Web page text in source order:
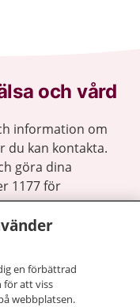
och vård
information om
du kan kontakta.
göra dina
1177 för
en förbättrad
för att viss
webbplatsen.